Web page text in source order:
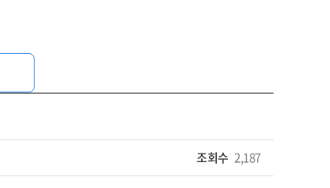
조회수 2,187